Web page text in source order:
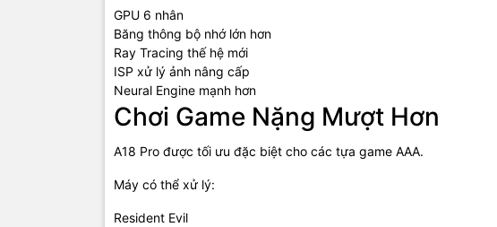
GPU 6 nhân
Băng thông bộ nhớ lớn hơn
Ray Tracing thế hệ mới
ISP xử lý ảnh nâng cấp
Neural Engine mạnh hơn
Chơi Game Nặng Mượt Hơn
A18 Pro được tối ưu đặc biệt cho các tựa game AAA.
Máy có thể xử lý:
Resident Evil